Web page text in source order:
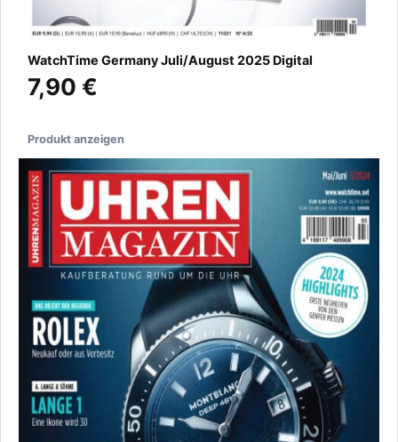
WatchTime Germany Juli/August 2025 Digital
7,90 €
Produkt anzeigen